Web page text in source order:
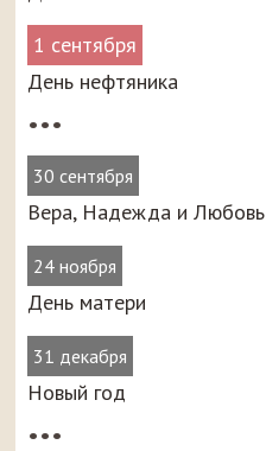
1 сентября
День нефтяника
•••
30 сентября
Вера, Надежда и Любовь
24 ноября
День матери
31 декабря
Новый год
•••